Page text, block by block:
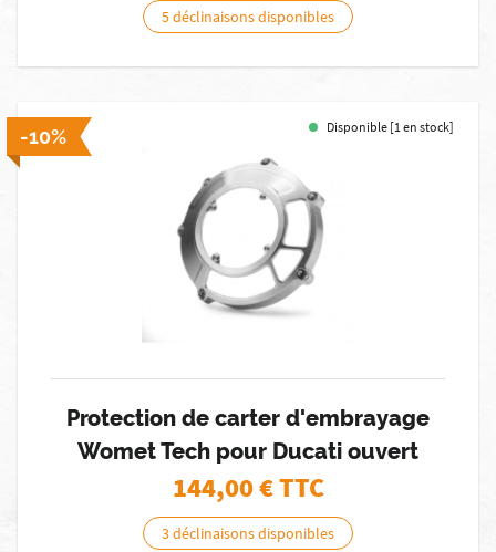
5 déclinaisons disponibles
-10% Disponible [1 en stock]
Protection de carter d'embrayage
Womet Tech pour Ducati ouvert
144,00€ TTC
3 déclinaisons disponibles